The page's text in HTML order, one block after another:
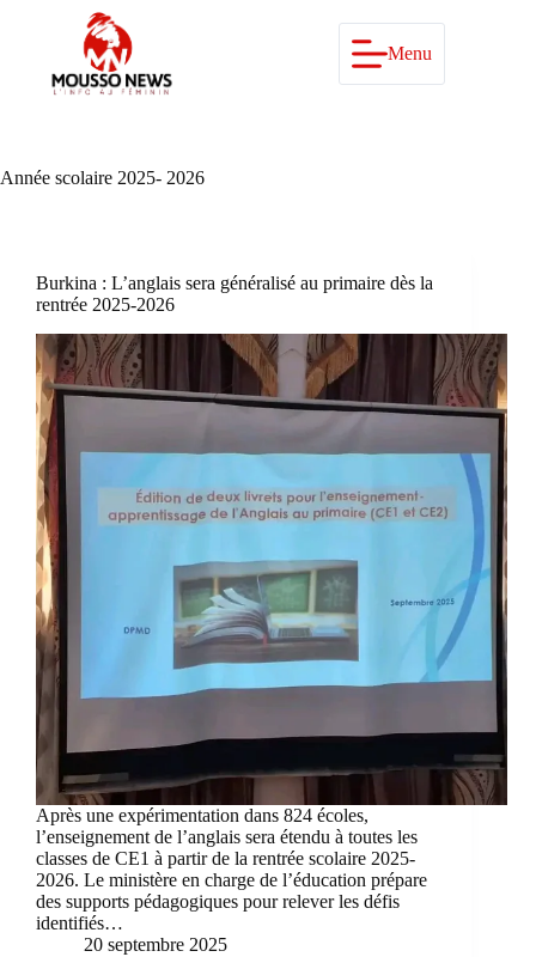
Menu
Année scolaire 2025- 2026
Burkina : L’anglais sera généralisé au primaire dès la
rentrée 2025-2026
Après une expérimentation dans 824 écoles,
l’enseignement de l’anglais sera étendu à toutes les
classes de CE1 à partir de la rentrée scolaire 2025-
2026. Le ministère en charge de l’éducation prépare
des supports pédagogiques pour relever les défis
identifiés…
20 septembre 2025